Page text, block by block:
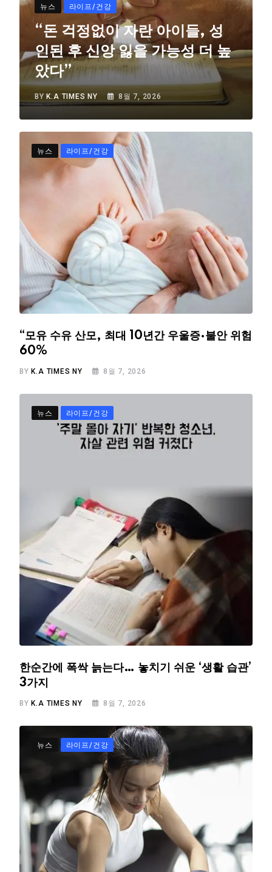
뉴스 라이프/건강
“돈 걱정없이 자란 아이들, 성
인된 후 신앙 잃을 가능성 더 높
았다”
BY K.A TIMES NY 8월 7, 2026
뉴스 라이프/건강
“모유 수유 산모, 최대 10년간 우울증·불안 위험
60%
BY K.A TIMES NY 8월 7, 2026
뉴스 라이프/건강
한순간에 폭싹 늙는다… 놓치기 쉬운 ‘생활 습관’
3가지
BY K.A TIMES NY 8월 7, 2026
뉴스 라이프/건강